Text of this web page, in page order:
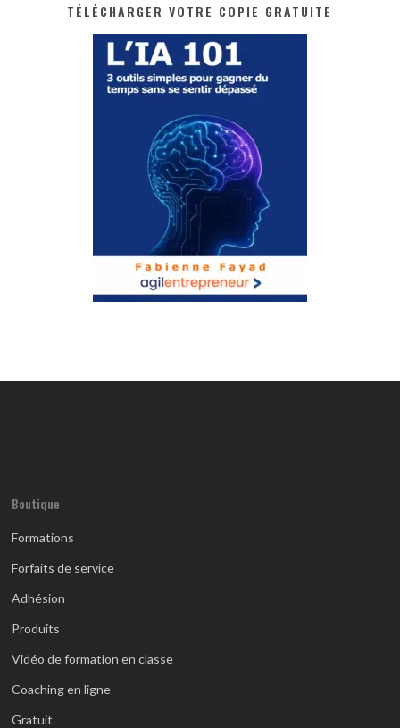
TÉLÉCHARGER VOTRE COPIE GRATUITE
Boutique
Formations
Forfaits de service
Adhésion
Produits
Vidéo de formation en classe
Coaching en ligne
Gratuit